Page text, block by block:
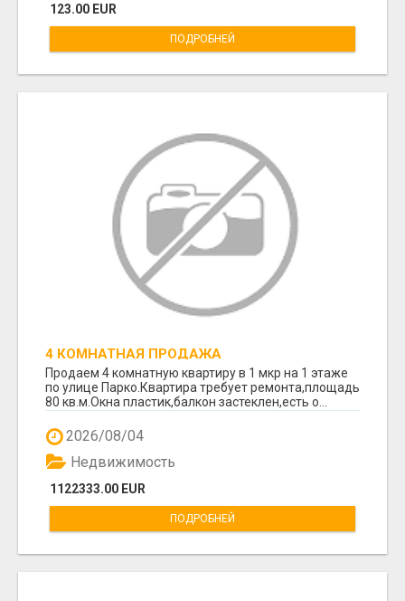
123.00 EUR
ПОДРОБНЕЙ
4 КОМНАТНАЯ ПРОДАЖА
Продаем 4 комнатную квартиру в 1 мкр на 1 этаже
по улице Парко.Квартира требует ремонта,площадь
80 кв.м.Окна пластик,балкон застеклен,есть о...
2026/08/04
1122333.00 EUR
Недвижимость
ПОДРОБНЕЙ